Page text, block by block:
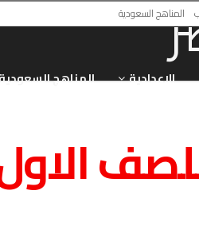
المناهج السعودية
الاعدادية المناهج